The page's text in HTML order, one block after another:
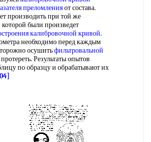
преломленияот состава.
производить при той же
были произведет
калибровочной кривой.
необходимо перед каждым
осушитьфильтровальной
Результаты опытов
по образцу и обрабатывают их